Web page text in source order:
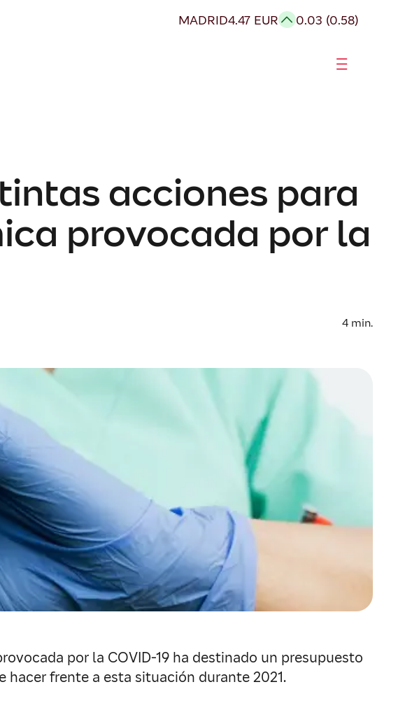
MADRID4.47 EUR 0.03 (0.58)
acciones para
provocada por la
4 min.
por la COVID-19 ha destinado un presupuesto
frente a esta situación durante 2021.